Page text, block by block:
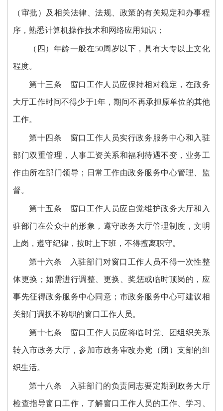
（审批）及相关法律、法规、政策的有关规定和办事程
序，熟悉计算机操作技术和网络应用知识；
（四）年龄一般在50周岁以下，具有大专以上文化
程度。
第十三条 窗口工作人员应保持相对稳定，在政务
大厅工作时间不得少于1年，期间不再承担原单位的其他
工作。
第十四条 窗口工作人员实行政务服务中心和入驻
部门双重管理，人事工资关系和福利待遇不变，业务工
作由所在部门领导；日常工作由政务服务中心管理、监
督。
第十五条 窗口工作人员应自觉维护政务大厅和入
驻部门在公众中的形象，遵守政务大厅管理制度，文明
上岗，遵守纪律，按时上下班，不得擅离职守。
第十六条 入驻部门对窗口工作人员不得一次性整
体更换；如需进行调整、更换、奖惩或临时顶岗的，应
事先征得政务服务中心同意；市政务服务中心可建议相
关部门调换不称职的窗口工作人员。
第十七条 窗口工作人员应将临时党、团组织关系
转入市政务大厅，参加市政务审改办党（团）支部的组
织生活。
第十八条 入驻部门的负责同志要定期到政务大厅
检查指导窗口工作，了解窗口工作人员的工作、学习、